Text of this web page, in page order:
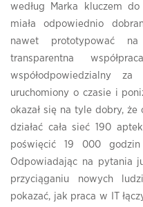
według Marka kluczem
miała odpowiednio
nawet prototypować
transparentna
współodpowiedzialny
uruchomiony o czasie i
okazał się na tyle dobry, że
działać cała sieć 190
poświęcić 19 000
Odpowiadając na pytania
przyciąganiu nowych
pokazać, jak praca w IT